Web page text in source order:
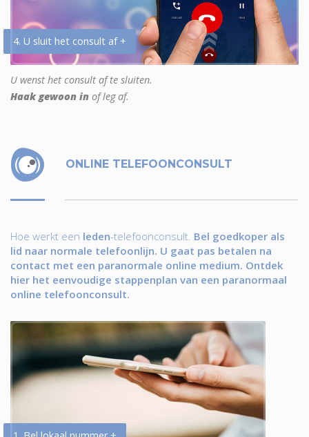
4. U sluit het consult af +
U wenst het consult af te sluiten.
Haak gewoon in of leg af.
ONLINE TELEFOONCONSULT
Hoe werkt een leden-telefoonconsult. Bel goedkoper als
lid naar normale telefoonlijn. U gaat pas betalen na
contact met een paranormale online medium. Ontdek
hier het eenvoudige stappenplan van een paranormaal
online telefoonconsult.